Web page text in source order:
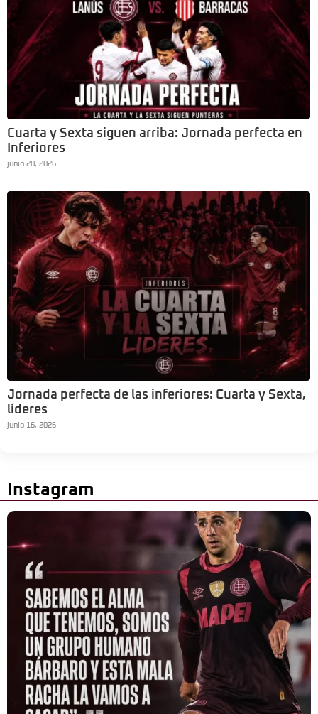
Cuarta y Sexta siguen arriba: Jornada perfecta en
Inferiores
junio 20, 2026
Jornada perfecta de las inferiores: Cuarta y Sexta,
líderes
junio 16, 2026
Instagram